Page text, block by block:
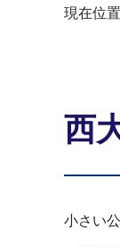
現在位置
西
小さい